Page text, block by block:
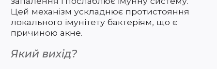
Цей механізм ускладнює протистояння
локального імунітету бактеріям, що є
причиною акне.
Який вихід?